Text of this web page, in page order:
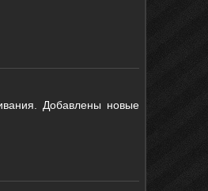
Добавлены новые